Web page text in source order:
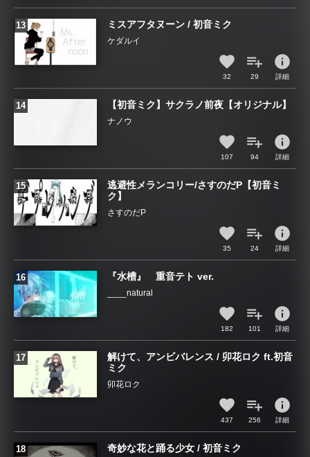
ミスアフタヌーン / 初音ミク
ケダルイ
32 29
info
詳細
【初音ミク】サクラノ前夜【オリジナル】
ナノウ
107 94
info
詳細
逃避性メランコリー/さすのだP【初音ミ
ク】
さすのだP
35 24
info
詳細
『水槽』 重音テト ver.
____natural
182 101
info
詳細
解けて、アンビバレンス / 卯花ロク ft.初音
ミク
卯花ロク
437 256
info
詳細
奇妙な花と踊る少女 / 初音ミク